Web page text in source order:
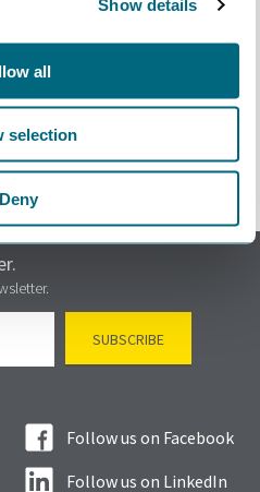
Show details
all
selection
Deny
Mar 15th 2022 10:00
Follow us on Facebook
Follow us on LinkedIn